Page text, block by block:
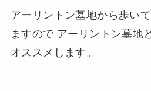
アーリントン墓地から歩い
ますので アーリントン墓地
オススメします。